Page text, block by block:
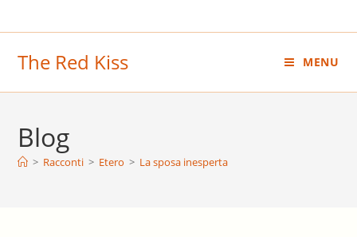
al
The Red Kiss MENU
Blog
> Racconti > Etero > La sposa inesperta